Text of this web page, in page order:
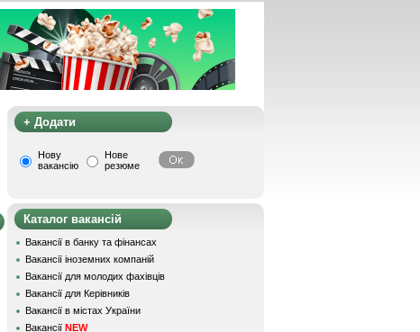
+ Додати
Нову
вакансію
Нове
резюме
Каталог вакансій
Вакансії в банку та фінансах
Вакансії іноземних компаній
Вакансії для молодих фахівців
Вакансії для Керівників
Вакансії в містах України
Вакансії NEW